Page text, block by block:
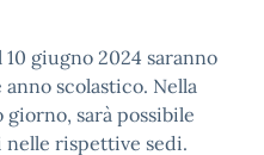
giugno 2024 saranno
scolastico. Nella
sarà possibile
nelle rispettive sedi.